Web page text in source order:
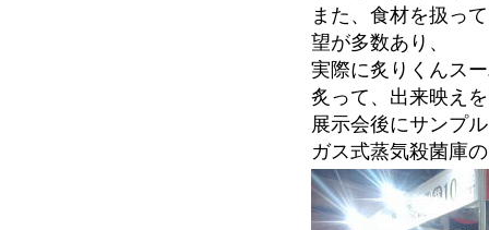
また、食材を扱っ
望が多数あり、
実際に炙りくんス
炙って、出来映え
展示会後にサンプ
ガス式蒸気殺菌庫